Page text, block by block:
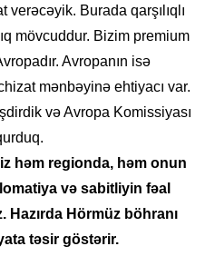
verəcəyik. Burada qarşılıqlı
mövcuddur. Bizim premium
Avropanın isə
mənbəyinə ehtiyacı var.
və Avropa Komissiyası
həm regionda, həm onun
və sabitliyin fəal
Hörmüz böhranı
təsir göstərir.